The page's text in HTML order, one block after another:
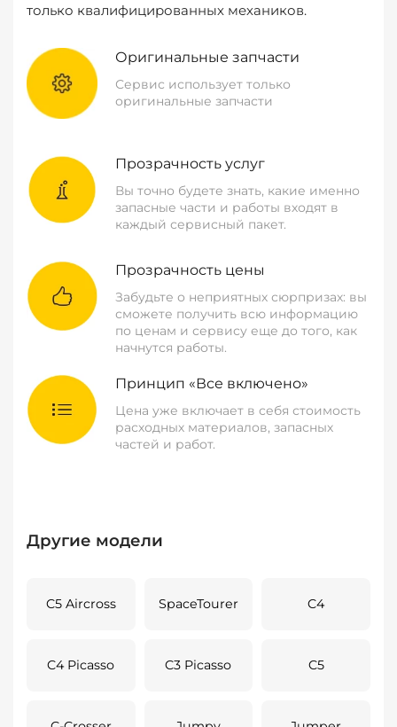
только квалифицированных механиков.
Оригинальные запчасти
Сервис использует только
оригинальные запчасти
Прозрачность услуг
Вы точно будете знать, какие именно
запасные части и работы входят в
каждый сервисный пакет.
Прозрачность цены
Забудьте о неприятных сюрпризах: вы
сможете получить всю информацию
по ценам и сервису еще до того, как
начнутся работы.
Принцип «Все включено»
Цена уже включает в себя стоимость
расходных материалов, запасных
частей и работ.
Другие модели
C5 Aircross SpaceTourer C4
C4 Picasso C3 Picasso C5